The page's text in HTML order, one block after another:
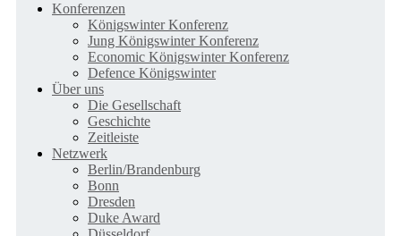
Konferenzen
Königswinter Konferenz
Jung Königswinter Konferenz
Economic Königswinter Konferenz
Defence Königswinter
Über uns
Die Gesellschaft
Geschichte
Zeitleiste
Netzwerk
Berlin/Brandenburg
Bonn
Dresden
Duke Award